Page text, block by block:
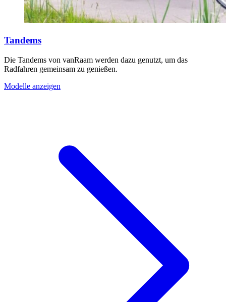
Tandems
Die Tandems von vanRaam werden dazu genutzt, um das
Radfahren gemeinsam zu genießen.
Modelle anzeigen